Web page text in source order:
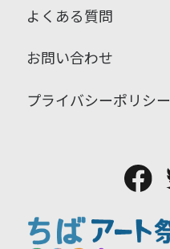
よくある質問
お問い合わせ
プライバシーポリシー